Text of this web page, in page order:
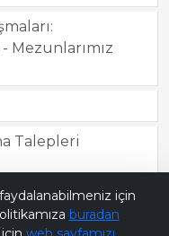
Mezunlarımız
Talepleri
için
buradan
Bana Soru Sor | Ask Me